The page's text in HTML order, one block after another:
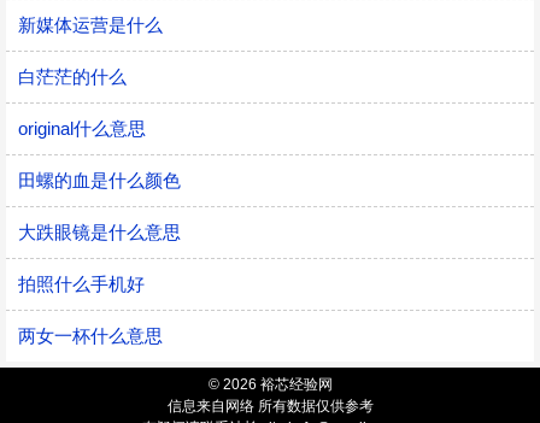
新媒体运营是什么
白茫茫的什么
original什么意思
田螺的血是什么颜色
大跌眼镜是什么意思
拍照什么手机好
两女一杯什么意思
© 2026 裕芯经验网
信息来自网络 所有数据仅供参考